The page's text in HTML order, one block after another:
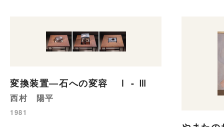
変換装置—石への変容 Ⅰ - Ⅲ
西村 陽平
1981